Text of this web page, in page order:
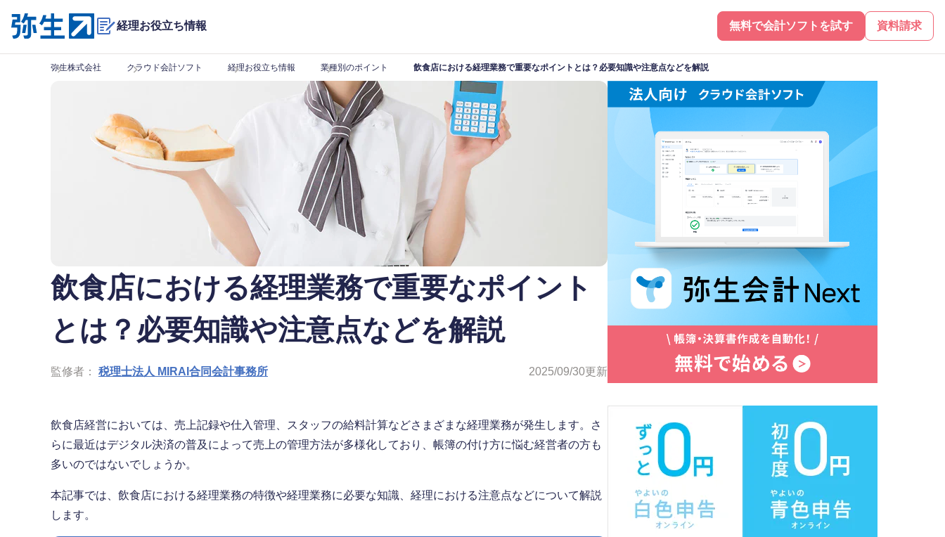
経理お役立ち情報 資料請求
無料で会計ソフトを試す
弥生株式会社 クラウド会計ソフト 経理お役立ち情報 業種別のポイント 飲食店における経理業務で重要なポイントとは？必要知識や注意点などを解説
飲食店における経理業務で重要なポイント
とは？必要知識や注意点などを解説
監修者： 税理士法人 MIRAI合同会計事務所 2025/09/30更新
飲食店経営においては、売上記録や仕入管理、スタッフの給料計算などさまざまな経理業務が発生します。さ
らに最近はデジタル決済の普及によって売上の管理方法が多様化しており、帳簿の付け方に悩む経営者の方も
多いのではないでしょうか。
本記事では、飲食店における経理業務の特徴や経理業務に必要な知識、経理における注意点などについて解説
します。